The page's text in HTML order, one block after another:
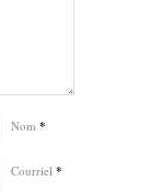
Nom *
Courriel *